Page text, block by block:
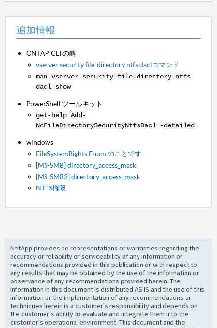
追加情報
ONTAP CLI の略
vserver security file-directory ntfs daclコマンド
man vserver security file-directory ntfs
dacl show
PowerShell ツールキット
get-help Add-
NcFileDirectorySecurityNtfsDacl -detailed
windows
FileSystemRights Enum のことです
[MS-SMB]directory_access_mask
[MS-SMB2] directory_access_mask
NTFS権限
NetApp provides no representations or warranties regarding the
accuracy or reliability or serviceability of any information or
recommendations provided in this publication or with respect to
any results that may be obtained by the use of the information or
observance of any recommendations provided herein. The
information in this document is distributed AS IS and the use of this
information or the implementation of any recommendations or
techniques herein is a customer's responsibility and depends on
the customer's ability to evaluate and integrate them into the
customer's operational environment. This document and the